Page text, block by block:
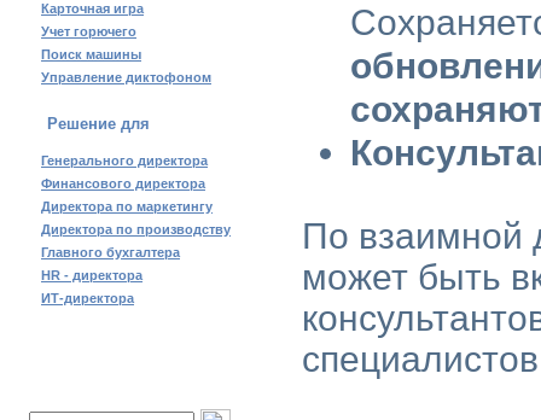
Карточная игра
Учет горючего
Поиск машины
Управление диктофоном
Решение для
Генерального директора
Финансового директора
Директора по маркетингу
Директора по производству
Главного бухгалтера
HR - директора
ИТ-директора
По взаимной
может быть